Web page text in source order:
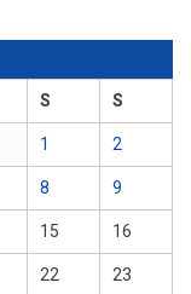
S S
1 2
8 9
15 16
22 23